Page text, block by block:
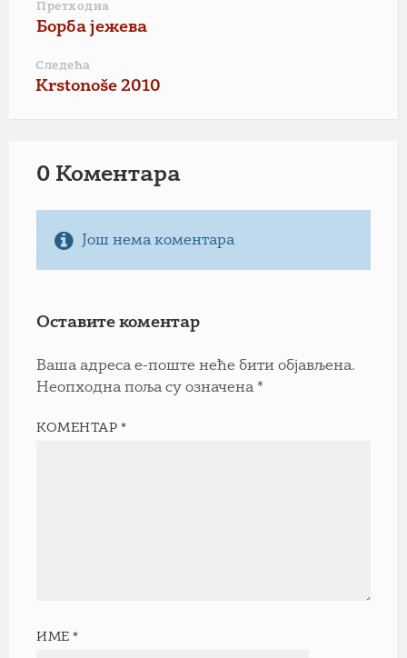
Претходна
Борба јежева
Следећа
Krstonoše 2010
0 Коментарa
Још нема коментара
Оставите коментар
Ваша адреса е-поште неће бити објављена.
Неопходна поља су означена *
КОМЕНТАР*
ИМЕ*